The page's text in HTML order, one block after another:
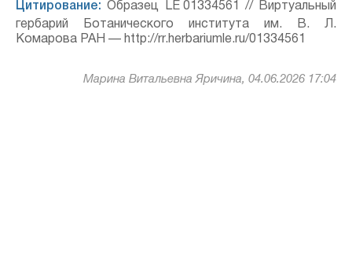
Цитирование: Образец LE 01334561 // Виртуальный
гербарий Ботанического института им. В. Л.
Комарова РАН — http://rr.herbariumle.ru/01334561
Марина Витальевна Яричина, 04.06.2026 17:04